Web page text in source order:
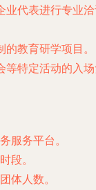
业代表进行专业
教育研学项目。
等特定活动的入
服务平台。
段。
体人数。